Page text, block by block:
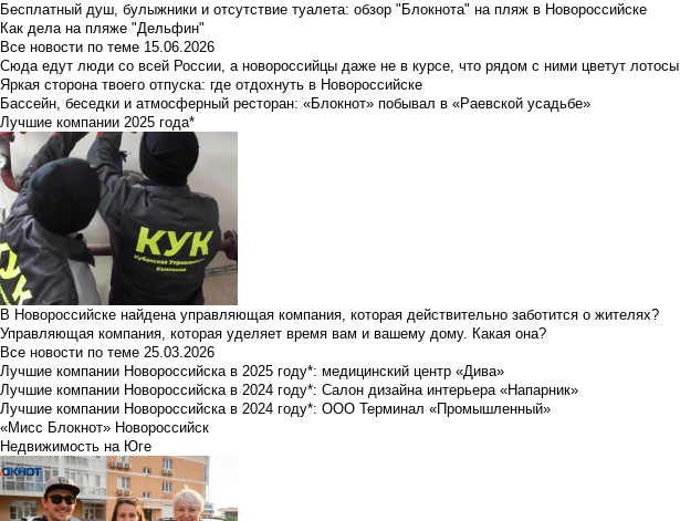
Бесплатный душ, булыжники и отсутствие туалета: обзор "Блокнота" на пляж в Новороссийске
Как дела на пляже "Дельфин"
Все новости по теме 15.06.2026
Сюда едут люди со всей России, а новороссийцы даже не в курсе, что рядом с ними цветут лотосы
Яркая сторона твоего отпуска: где отдохнуть в Новороссийске
Бассейн, беседки и атмосферный ресторан: «Блокнот» побывал в «Раевской усадьбе»
Лучшие компании 2025 года*
В Новороссийске найдена управляющая компания, которая действительно заботится о жителях?
Управляющая компания, которая уделяет время вам и вашему дому. Какая она?
Все новости по теме 25.03.2026
Лучшие компании Новороссийска в 2025 году*: медицинский центр «Дива»
Лучшие компании Новороссийска в 2024 году*: Салон дизайна интерьера «Напарник»
Лучшие компании Новороссийска в 2024 году*: ООО Терминал «Промышленный»
«Мисс Блокнот» Новороссийск
Недвижимость на Юге